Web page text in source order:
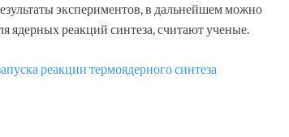
экспериментов, в дальнейшем можно
ядерных реакций синтеза, считают ученые.
реакции термоядерного синтеза